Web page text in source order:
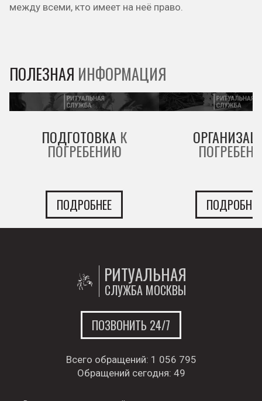
между всеми, кто имеет на неё право.
ПОЛЕЗНАЯ ИНФОРМАЦИЯ
ПОДГОТОВКА К
ПОГРЕБЕНИЮ
ПОДРОБНЕЕ ПОДРОБНЕЕ
РИТУАЛЬНАЯ
СЛУЖБА МОСКВЫ
ПОЗВОНИТЬ 24/7
Всего обращений: 1 056 795
Обращений сегодня: 49